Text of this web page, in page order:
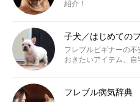
紹介！
子犬／はじめての
フレブルビギナーの
おきたいアイテム、
フレブル病気辞典